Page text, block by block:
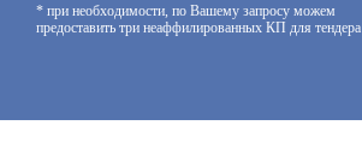
* при необходимости, по Вашему запросу можем
предоставить три неаффилированных КП для тендера